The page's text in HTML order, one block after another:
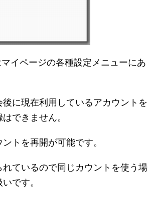
イページの各種設定メニューにあ
に現在利用しているアカウントを
できません。
トを再開が可能です。
れているので同じカウントを使う場
です。